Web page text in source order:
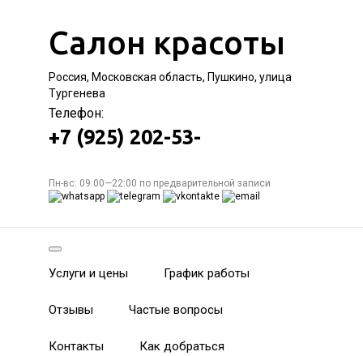
Салон красоты
Россия, Московская область, Пушкино, улица
Тургенева
Телефон:
+7 (925) 202-53-
Пн-вс: 09:00—22:00 по предварительной записи
Услуги и цены График работы
Отзывы Частые вопросы
Контакты Как добраться